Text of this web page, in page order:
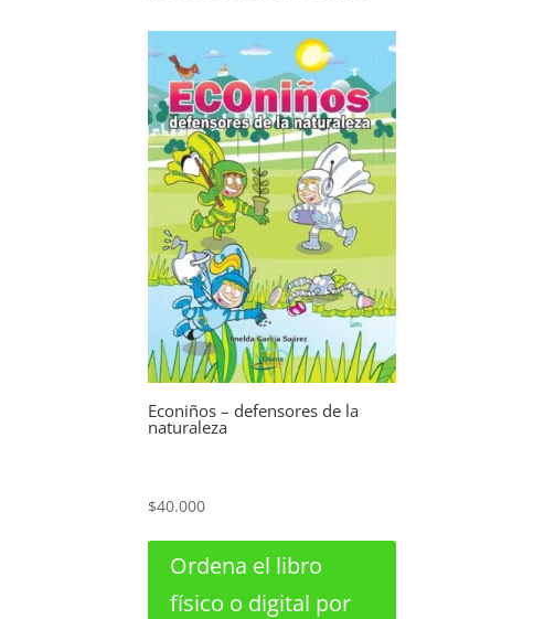
Econiños – defensores de la
naturaleza
$40.000
Ordena el libro
físico o digital por